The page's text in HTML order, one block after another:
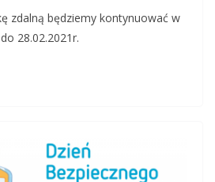
zdalną będziemy kontynuować w
28.02.2021r.